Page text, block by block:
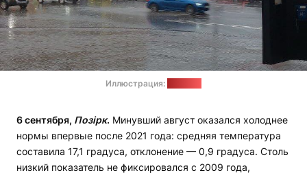
Иллюстрация:
6 сентября, Позірк. Минувший август оказался холоднее
нормы впервые после 2021 года: средняя температура
составила 17,1 градуса, отклонение — 0,9 градуса. Столь
низкий показатель не фиксировался с 2009 года,